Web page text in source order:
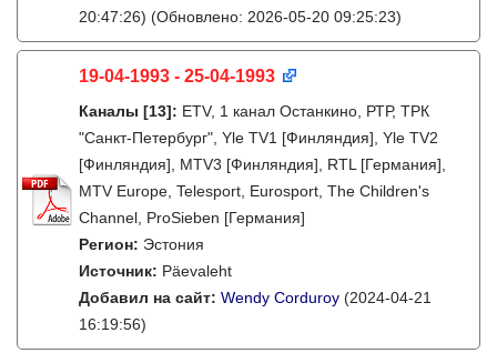
20:47:26) (Обновлено: 2026-05-20 09:25:23)
19-04-1993 - 25-04-1993
Каналы [13]: ETV, 1 канал Останкино, РТР, ТРК
"Санкт-Петербург", Yle TV1 [Финляндия], Yle TV2
[Финляндия], MTV3 [Финляндия], RTL [Германия],
MTV Europe, Telesport, Eurosport, The Children's
Channel, ProSieben [Германия]
Регион: Эстония
Источник: Päevaleht
Добавил на сайт: Wendy Corduroy (2024-04-21
16:19:56)